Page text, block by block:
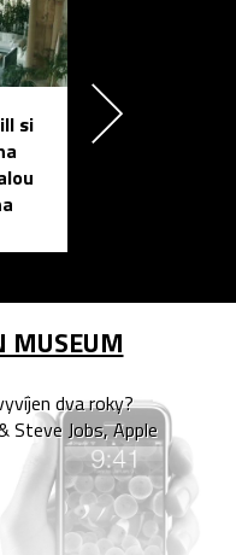
si
MUSEUM
dva roky?
Steve Jobs, Apple